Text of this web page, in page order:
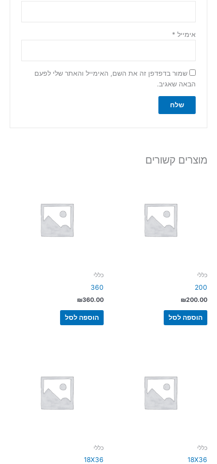
אימייל *
שמור בדפדפן זה את השם, האימייל והאתר שלי לפעם
הבאה שאגיב.
מוצרים קשורים
כללי
200
₪200.00
הוספה לסל
כללי
360
₪360.00
הוספה לסל
כללי
18X36
כללי
18X36